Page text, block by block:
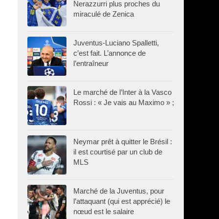
Nerazzurri plus proches du
miraculé de Zenica
Juventus-Luciano Spalletti,
c’est fait. L’annonce de
l’entraîneur
Le marché de l’Inter à la Vasco
Rossi : « Je vais au Maximo » ;
Neymar prêt à quitter le Brésil :
il est courtisé par un club de
MLS
Marché de la Juventus, pour
l’attaquant (qui est apprécié) le
nœud est le salaire